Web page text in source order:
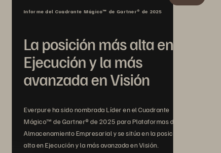
Informe del Cuadrante Mágico™ de Gartner® de 2025
La posición más alta en
Ejecución y la más
avanzada en Visión
Everpure ha sido nombrada Líder en el Cuadrante
Mágico™ de Gartner® de 2025 para Plataformas de
Almacenamiento Empresarial y se sitúa en la posición más
alta en Ejecución y la más avanzada en Visión.